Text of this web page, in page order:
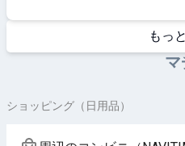
もっ
マ
ショッピング（日用品）